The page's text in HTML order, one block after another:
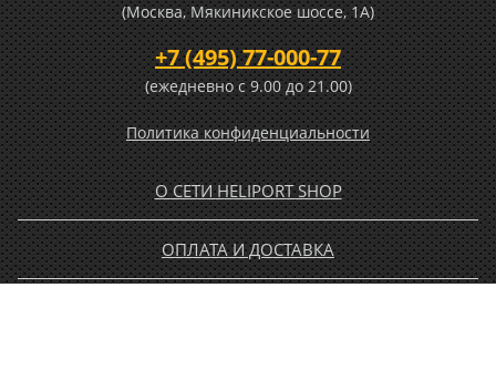
(Москва, Мякиникское шоссе, 1А)
+7 (495) 77-000-77
(ежедневно c 9.00 до 21.00)
Политика конфиденциальности
О СЕТИ HELIPORT SHOP
ОПЛАТА И ДОСТАВКА